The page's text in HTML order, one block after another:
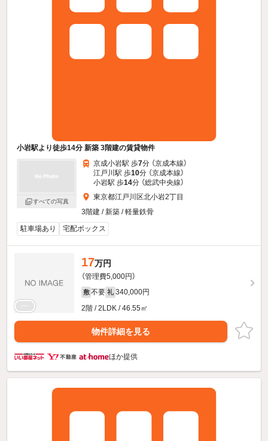
小岩駅より徒歩14分 新築 3階建の賃貸物件
すべての写真
京成小岩駅 歩7分 （京成本線）
江戸川駅 歩10分 （京成本線）
小岩駅 歩14分 （総武中央線）
東京都江戸川区北小岩2丁目
3階建 / 新築 / 軽量鉄骨
駐車場あり
宅配ボックス
17万円
（管理費5,000円）
敷 不要 礼 340,000円
2階 / 2LDK / 46.55㎡
物件詳細を見る
ほか提供